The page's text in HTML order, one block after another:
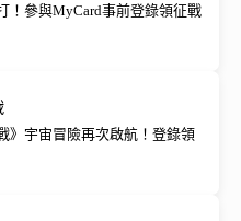
！參與MyCard事前登錄領征戰
》宇宙冒險再次啟航！登錄領